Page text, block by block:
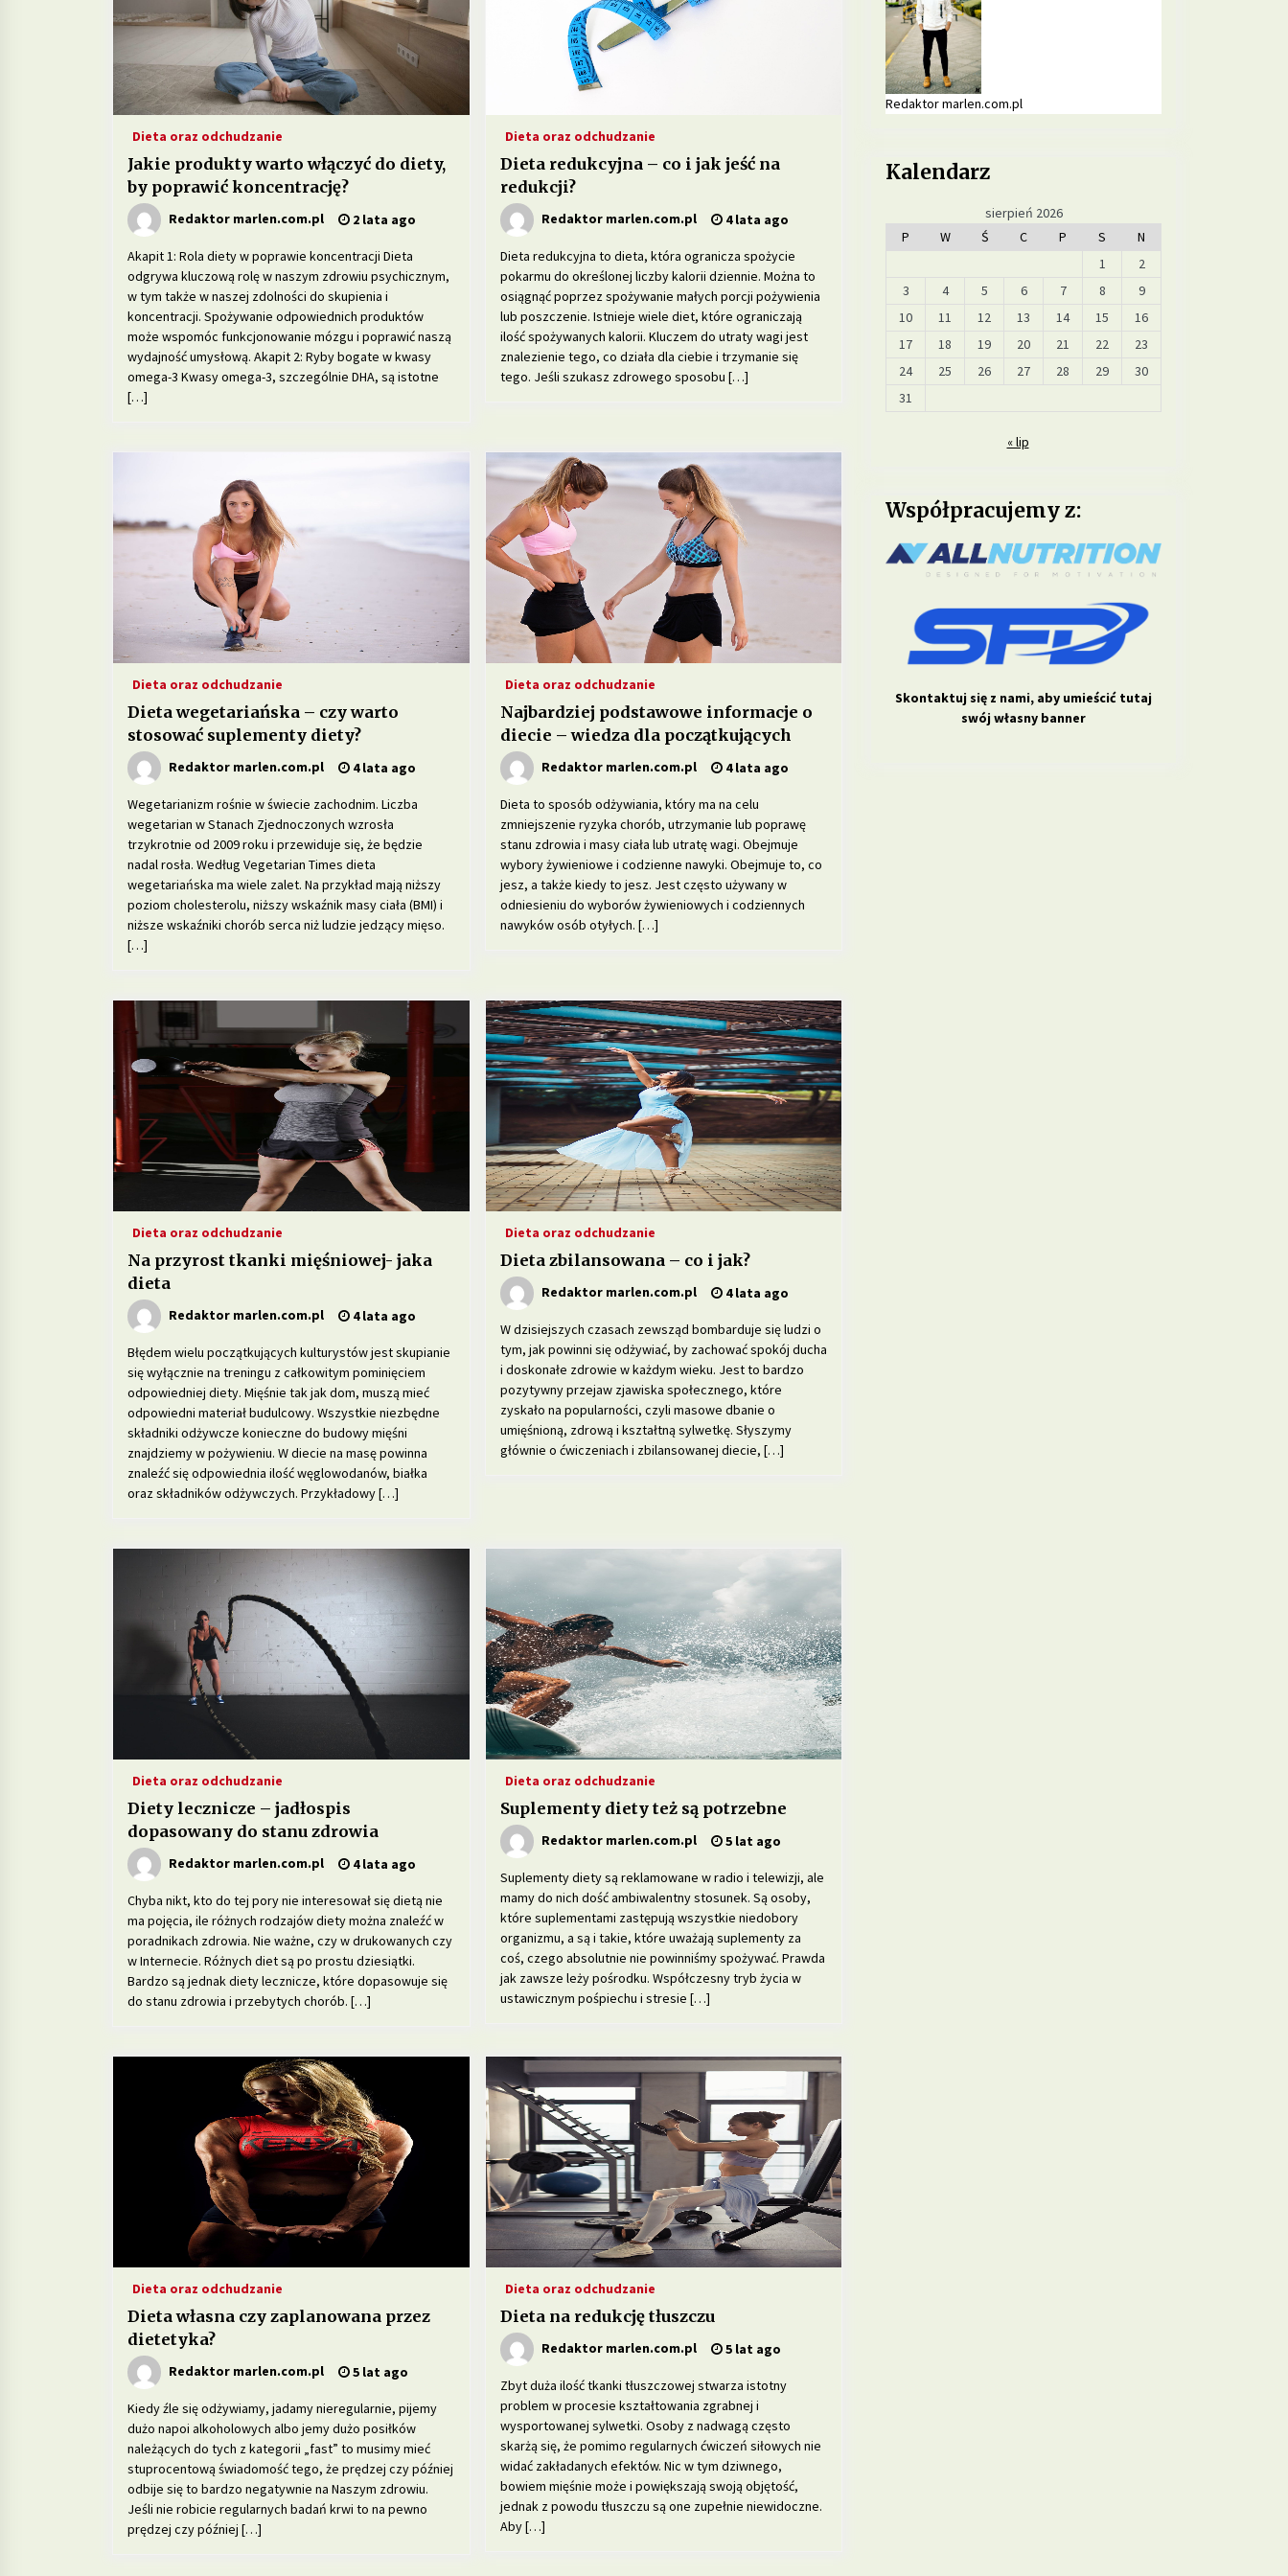
1 miesiąc ago 2 miesiące ago
Jakie są korzyści z wprowadzenia do
diety fermentowanych produktów
mlecznych?
3 miesiące ago
Dieta w leczeniu chorób serca –
jakie produkty są szczególnie
polecane?
do diety na poprawę jakości snu?
5 miesięcy ago
Jakie produkty wspomagają zdrowie
psychiczne i łagodzą objawy
depresji?
6 miesięcy ago
Dieta przy zapaleniu pęcherza – co
jeść, aby złagodzić objawy?
tłuszczu?
autoimmunologicznych – jak
wspierać odporność?
10 miesięcy ago
zapaleniem stawów?
11 miesięcy ago
Jakie suplementy warto stosować,
12 miesięcy ago
Dieta oraz odchudzanie
Jakie produkty warto włączyć do diety,
by poprawić koncentrację?
Redaktor marlen.com.pl 2 lata ago
Akapit 1: Rola diety w poprawie koncentracji Dieta
odgrywa kluczową rolę w naszym zdrowiu psychicznym,
w tym także w naszej zdolności do skupienia i
koncentracji. Spożywanie odpowiednich produktów
może wspomóc funkcjonowanie mózgu i poprawić naszą
wydajność umysłową. Akapit 2: Ryby bogate w kwasy
omega-3 Kwasy omega-3, szczególnie DHA, są istotne
[…]
Dieta oraz odchudzanie
Dieta redukcyjna – co i jak jeść na
redukcji?
Redaktor marlen.com.pl 4 lata ago
Dieta redukcyjna to dieta, która ogranicza spożycie
pokarmu do określonej liczby kalorii dziennie. Można to
osiągnąć poprzez spożywanie małych porcji pożywienia
lub poszczenie. Istnieje wiele diet, które ograniczają
ilość spożywanych kalorii. Kluczem do utraty wagi jest
znalezienie tego, co działa dla ciebie i trzymanie się
tego. Jeśli szukasz zdrowego sposobu […]
Dieta oraz odchudzanie
Dieta wegetariańska – czy warto
stosować suplementy diety?
Redaktor marlen.com.pl 4 lata ago
Wegetarianizm rośnie w świecie zachodnim. Liczba
wegetarian w Stanach Zjednoczonych wzrosła
trzykrotnie od 2009 roku i przewiduje się, że będzie
nadal rosła. Według Vegetarian Times dieta
wegetariańska ma wiele zalet. Na przykład mają niższy
poziom cholesterolu, niższy wskaźnik masy ciała (BMI) i
niższe wskaźniki chorób serca niż ludzie jedzący mięso.
[…]
Dieta oraz odchudzanie
Najbardziej podstawowe informacje o
diecie – wiedza dla początkujących
Redaktor marlen.com.pl 4 lata ago
Dieta to sposób odżywiania, który ma na celu
zmniejszenie ryzyka chorób, utrzymanie lub poprawę
stanu zdrowia i masy ciała lub utratę wagi. Obejmuje
wybory żywieniowe i codzienne nawyki. Obejmuje to, co
jesz, a także kiedy to jesz. Jest często używany w
odniesieniu do wyborów żywieniowych i codziennych
nawyków osób otyłych. […]
Dieta oraz odchudzanie
Na przyrost tkanki mięśniowej- jaka
dieta
Redaktor marlen.com.pl 4 lata ago
Błędem wielu początkujących kulturystów jest skupianie
się wyłącznie na treningu z całkowitym pominięciem
odpowiedniej diety. Mięśnie tak jak dom, muszą mieć
odpowiedni materiał budulcowy. Wszystkie niezbędne
składniki odżywcze konieczne do budowy mięśni
znajdziemy w pożywieniu. W diecie na masę powinna
znaleźć się odpowiednia ilość węglowodanów, białka
oraz składników odżywczych. Przykładowy […]
Dieta oraz odchudzanie
Dieta zbilansowana – co i jak?
Redaktor marlen.com.pl 4 lata ago
W dzisiejszych czasach zewsząd bombarduje się ludzi o
tym, jak powinni się odżywiać, by zachować spokój ducha
i doskonałe zdrowie w każdym wieku. Jest to bardzo
pozytywny przejaw zjawiska społecznego, które
zyskało na popularności, czyli masowe dbanie o
umięśnioną, zdrową i kształtną sylwetkę. Słyszymy
głównie o ćwiczeniach i zbilansowanej diecie, […]
Dieta oraz odchudzanie
Diety lecznicze – jadłospis
dopasowany do stanu zdrowia
Redaktor marlen.com.pl 4 lata ago
Chyba nikt, kto do tej pory nie interesował się dietą nie
ma pojęcia, ile różnych rodzajów diety można znaleźć w
poradnikach zdrowia. Nie ważne, czy w drukowanych czy
w Internecie. Różnych diet są po prostu dziesiątki.
Bardzo są jednak diety lecznicze, które dopasowuje się
do stanu zdrowia i przebytych chorób. […]
Dieta oraz odchudzanie
Suplementy diety też są potrzebne
Redaktor marlen.com.pl 5 lat ago
Suplementy diety są reklamowane w radio i telewizji, ale
mamy do nich dość ambiwalentny stosunek. Są osoby,
które suplementami zastępują wszystkie niedobory
organizmu, a są i takie, które uważają suplementy za
coś, czego absolutnie nie powinniśmy spożywać. Prawda
jak zawsze leży pośrodku. Współczesny tryb życia w
ustawicznym pośpiechu i stresie […]
Dieta oraz odchudzanie
Dieta własna czy zaplanowana przez
dietetyka?
Redaktor marlen.com.pl 5 lat ago
Kiedy źle się odżywiamy, jadamy nieregularnie, pijemy
dużo napoi alkoholowych albo jemy dużo posiłków
należących do tych z kategorii „fast” to musimy mieć
stuprocentową świadomość tego, że prędzej czy później
odbije się to bardzo negatywnie na Naszym zdrowiu.
Jeśli nie robicie regularnych badań krwi to na pewno
prędzej czy później […]
Dieta oraz odchudzanie
Dieta na redukcję tłuszczu
Redaktor marlen.com.pl 5 lat ago
Zbyt duża ilość tkanki tłuszczowej stwarza istotny
problem w procesie kształtowania zgrabnej i
wysportowanej sylwetki. Osoby z nadwagą często
skarżą się, że pomimo regularnych ćwiczeń siłowych nie
widać zakładanych efektów. Nic w tym dziwnego,
bowiem mięśnie może i powiększają swoją objętość,
jednak z powodu tłuszczu są one zupełnie niewidoczne.
Aby […]
Redaktor marlen.com.pl
Kalendarz
sierpień 2026
P
W Ś C P S
N
1
2
3
4 5 6 7 8
9
10
11 12 13 14 15
16
17
18 19 20 21 22
23
24
25 26 27 28 29
30
31
« lip
Współpracujemy z:
Skontaktuj się z nami, aby umieścić tutaj
swój własny banner